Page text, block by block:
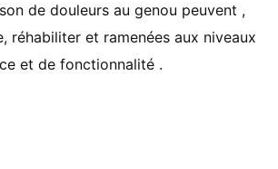
de douleurs au genou peuvent ,
réhabiliter et ramenées aux niveaux
et de fonctionnalité .